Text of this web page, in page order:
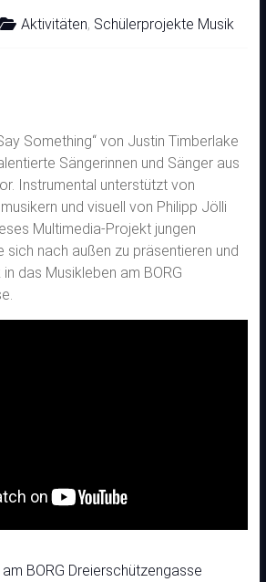
Aktivitäten, Schülerprojekte Musik
Something“ von Justin Timberlake
Sängerinnen und Sänger aus
Instrumental unterstützt von
und visuell von Philipp Jölli
Multimedia-Projekt jungen
sich nach außen zu präsentieren und
das Musikleben am BORG
BORG Dreierschützengasse